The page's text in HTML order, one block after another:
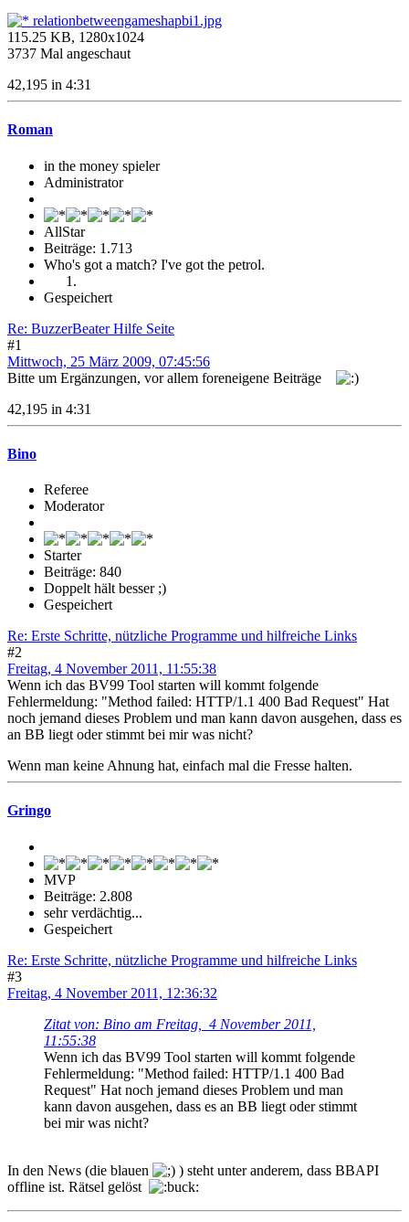
relationbetweengameshapbi1.jpg
115.25 KB, 1280x1024
3737 Mal angeschaut
42,195 in 4:31
Roman
in the money spieler
Administrator
AllStar
Beiträge: 1.713
Who's got a match? I've got the petrol.
Gespeichert
Re: BuzzerBeater Hilfe Seite
#1
Mittwoch, 25 März 2009, 07:45:56
Bitte um Ergänzungen, vor allem foreneigene Beiträge
42,195 in 4:31
Bino
Referee
Moderator
Starter
Beiträge: 840
Doppelt hält besser ;)
Gespeichert
Re: Erste Schritte, nützliche Programme und hilfreiche Links
#2
Freitag, 4 November 2011, 11:55:38
Wenn ich das BV99 Tool starten will kommt folgende
Fehlermeldung: "Method failed: HTTP/1.1 400 Bad Request" Hat
noch jemand dieses Problem und man kann davon ausgehen, dass es
an BB liegt oder stimmt bei mir was nicht?
Wenn man keine Ahnung hat, einfach mal die Fresse halten.
Gringo
MVP
Beiträge: 2.808
sehr verdächtig...
Gespeichert
Re: Erste Schritte, nützliche Programme und hilfreiche Links
#3
Freitag, 4 November 2011, 12:36:32
Zitat von: Bino am Freitag, 4 November 2011,
11:55:38
Wenn ich das BV99 Tool starten will kommt folgende
Fehlermeldung: "Method failed: HTTP/1.1 400 Bad
Request" Hat noch jemand dieses Problem und man
kann davon ausgehen, dass es an BB liegt oder stimmt
bei mir was nicht?
In den News (die blauen
) steht unter anderem, dass BBAPI
offline ist. Rätsel gelöst